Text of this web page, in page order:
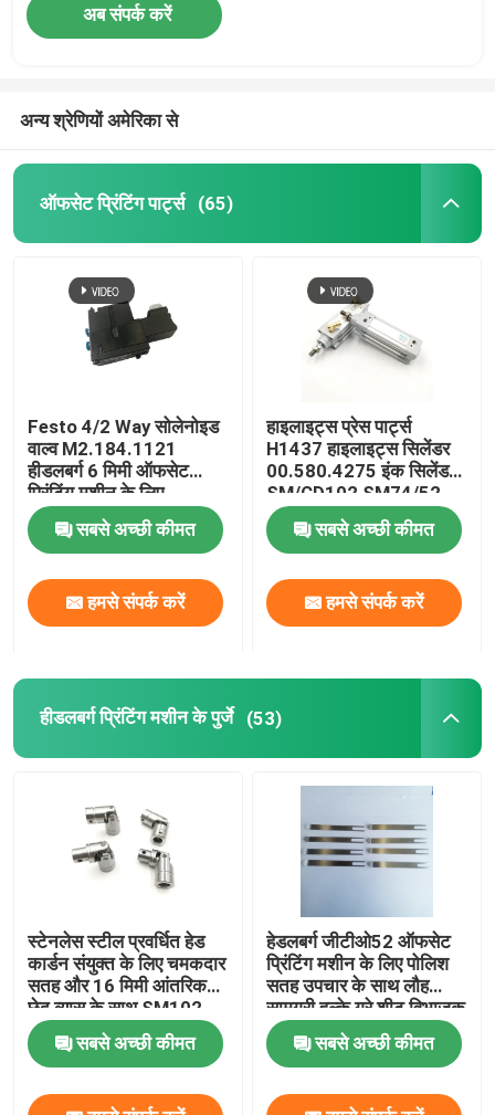
अब संपर्क करें
अन्य श्रेणियों अमेरिका से
ऑफसेट प्रिंटिंग पार्ट्स (65)
Festo 4/2 Way सोलेनोइड
वाल्व M2.184.1121
हीडलबर्ग 6 मिमी ऑफसेट
प्रिंटिंग मशीन के लिए
सबसे अच्छी कीमत
हमसे संपर्क करें
हाइलाइट्स प्रेस पार्ट्स
H1437 हाइलाइट्स सिलेंडर
00.580.4275 इंक सिलेंडर
SM/CD102 SM74/52
ऑफसेट प्रिंटिंग
सबसे अच्छी कीमत
हमसे संपर्क करें
हीडलबर्ग प्रिंटिंग मशीन के पुर्जे (53)
स्टेनलेस स्टील प्रवर्धित हेड
कार्डन संयुक्त के लिए चमकदार
सतह और 16 मिमी आंतरिक
छेद व्यास के साथ SM102
प्रिंटिंग मशीन
सबसे अच्छी कीमत
हेडलबर्ग जीटीओ52 ऑफसेट
प्रिंटिंग मशीन के लिए पोलिश
सतह उपचार के साथ लौह
सामग्री हल्के ग्रे शीट विभाजक
उंगली
सबसे अच्छी कीमत